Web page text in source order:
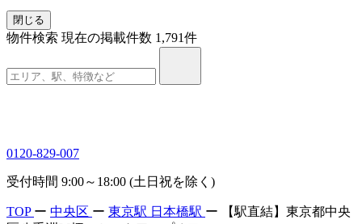
閉じる
物件検索 現在の掲載件数 1,791件
0120-829-007
受付時間 9:00～18:00 (土日祝を除く)
TOP ー 中央区 ー 東京駅 日本橋駅 ー
【駅直結】東京都中央